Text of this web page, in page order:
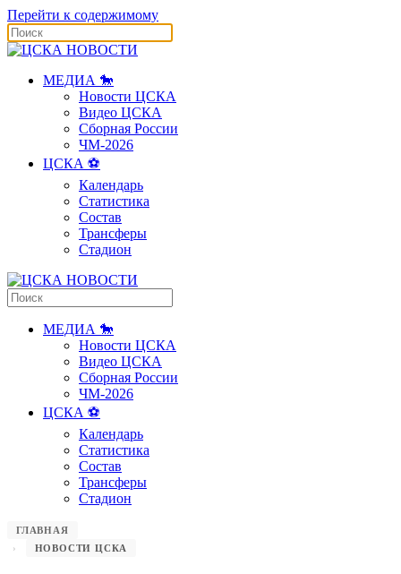
Перейти к содержимому
МЕДИА 🐎
Новости ЦСКА
Видео ЦСКА
Сборная России
ЧМ-2026
ЦСКА ⚽️
Календарь
Статистика
Состав
Трансферы
Стадион
МЕДИА 🐎
Новости ЦСКА
Видео ЦСКА
Сборная России
ЧМ-2026
ЦСКА ⚽️
Календарь
Статистика
Состав
Трансферы
Стадион
ГЛАВНАЯ
НОВОСТИ ЦСКА